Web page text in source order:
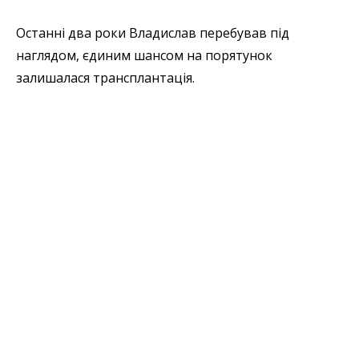
Останні два роки Владислав перебував під
наглядом, єдиним шансом на порятунок
залишалася трансплантація.